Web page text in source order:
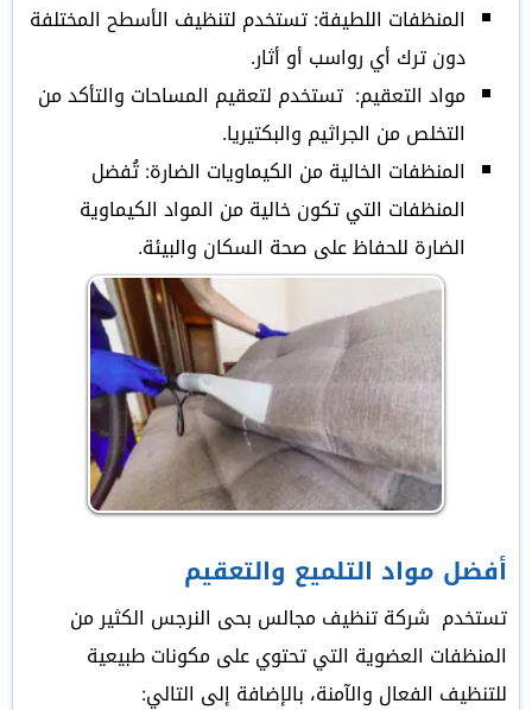
المنظفات اللطيفة: تستخدم لتنظيف الأسطح المختلفة
دون ترك أي رواسب أو أثار.
مواد التعقيم: تستخدم لتعقيم المساحات والتأكد من
التخلص من الجراثيم والبكتيريا.
المنظفات الخالية من الكيماويات الضارة: تُفضل
المنظفات التي تكون خالية من المواد الكيماوية
الضارة للحفاظ على صحة السكان والبيئة.
أفضل مواد التلميع والتعقيم
تستخدم شركة تنظيف مجالس بحى النرجس الكثير من
المنظفات العضوية التي تحتوي على مكونات طبيعية
للتنظيف الفعال والآمنة، بالإضافة إلى التالي: